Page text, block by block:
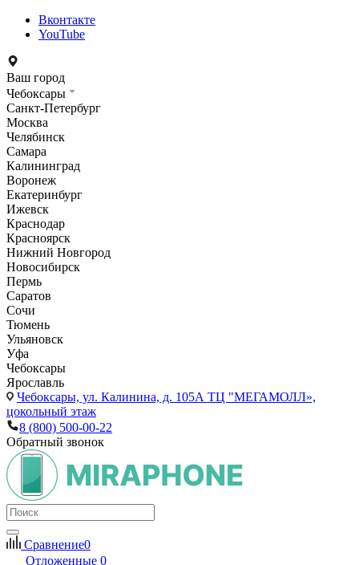
Вконтакте
YouTube
Ваш город
Чебоксары
Санкт-Петербург
Москва
Челябинск
Самара
Калининград
Воронеж
Екатеринбург
Ижевск
Краснодар
Красноярск
Нижний Новгород
Новосибирск
Пермь
Саратов
Сочи
Тюмень
Ульяновск
Уфа
Чебоксары
Ярославль
Чебоксары, ул. Калинина, д. 105А ТЦ "МЕГАМОЛЛ»,
цокольный этаж
8 (800) 500-00-22
Обратный звонок
Сравнение0
Отложенные 0